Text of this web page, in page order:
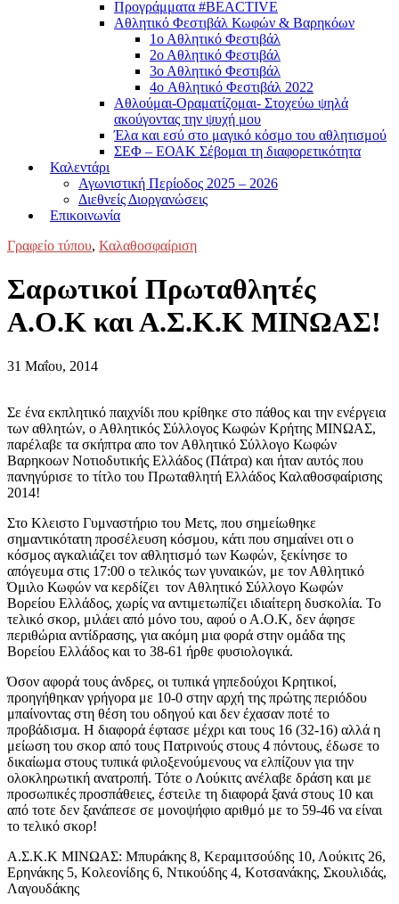
Προγράμματα #BEACTIVE
Αθλητικό Φεστιβάλ Κωφών & Βαρηκόων
1ο Αθλητικό Φεστιβάλ
2ο Αθλητικό Φεστιβάλ
3ο Αθλητικό Φεστιβάλ
4o Αθλητικό Φεστιβάλ 2022
Αθλούμαι-Οραματίζομαι- Στοχεύω ψηλά
ακούγοντας την ψυχή μου
Έλα και εσύ στο μαγικό κόσμο του αθλητισμού
ΣΕΦ – ΕΟΑΚ Σέβομαι τη διαφορετικότητα
Καλεντάρι
Αγωνιστική Περίοδος 2025 – 2026
Διεθνείς Διοργανώσεις
Επικοινωνία
Γραφείο τύπου, Καλαθοσφαίριση
Σαρωτικοί Πρωταθλητές
Α.Ο.Κ και Α.Σ.Κ.Κ ΜΙΝΩΑΣ!
31 Μαΐου, 2014
Σε ένα εκπλητικό παιχνίδι που κρίθηκε στο πάθος και την ενέργεια
των αθλητών, ο Αθλητικός Σύλλογος Κωφών Κρήτης ΜΙΝΩΑΣ,
παρέλαβε τα σκήπτρα απο τον Αθλητικό Σύλλογο Κωφών
Βαρηκοων Νοτιοδυτικής Ελλάδος (Πάτρα) και ήταν αυτός που
πανηγύρισε το τίτλο του Πρωταθλητή Ελλάδος Καλαθοσφαίρισης
2014!
Στο Κλειστο Γυμναστήριο του Μετς, που σημείωθηκε
σημαντικότατη προσέλευση κόσμου, κάτι που σημαίνει οτι ο
κόσμος αγκαλιάζει τον αθλητισμό των Κωφών, ξεκίνησε το
απόγευμα στις 17:00 o τελικός των γυναικών, με τον Αθλητικό
Όμιλο Κωφών να κερδίζει τον Αθλητικό Σύλλογο Κωφών
Βορείου Ελλάδος, χωρίς να αντιμετωπίζει ιδιαίτερη δυσκολία. Το
τελικό σκορ, μιλάει από μόνο του, αφού ο Α.Ο.Κ, δεν άφησε
περιθώρια αντίδρασης, για ακόμη μια φορά στην ομάδα της
Βορείου Ελλάδος και το 38-61 ήρθε φυσιολογικά.
Όσον αφορά τους άνδρες, οι τυπικά γηπεδούχοι Κρητικοί,
προηγήθηκαν γρήγορα με 10-0 στην αρχή της πρώτης περιόδου
μπαίνοντας στη θέση του οδηγού και δεν έχασαν ποτέ το
προβάδισμα. Η διαφορά έφτασε μέχρι και τους 16 (32-16) αλλά η
μείωση του σκορ από τους Πατρινούς στους 4 πόντους, έδωσε το
δικαίωμα στους τυπικά φιλοξενούμενους να ελπίζουν για την
ολοκληρωτική ανατροπή. Τότε ο Λούκιτς ανέλαβε δράση και με
προσωπικές προσπάθειες, έστειλε τη διαφορά ξανά στους 10 και
από τοτε δεν ξανάπεσε σε μονοψήφιο αριθμό με το 59-46 να είναι
το τελικό σκορ!
Α.Σ.Κ.Κ ΜΙΝΩΑΣ: Μπυράκης 8, Κεραμιτσούδης 10, Λούκιτς 26,
Ερηνάκης 5, Κολεονίδης 6, Ντικούδης 4, Κοτσανάκης, Σκουλιδάς,
Λαγουδάκης